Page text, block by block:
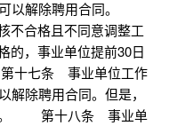
可以解除聘用合同。
不合格且不同意调整工
的，事业单位提前30日
十七条 事业单位工作
解除聘用合同。但是，
外。 第十八条 事业单